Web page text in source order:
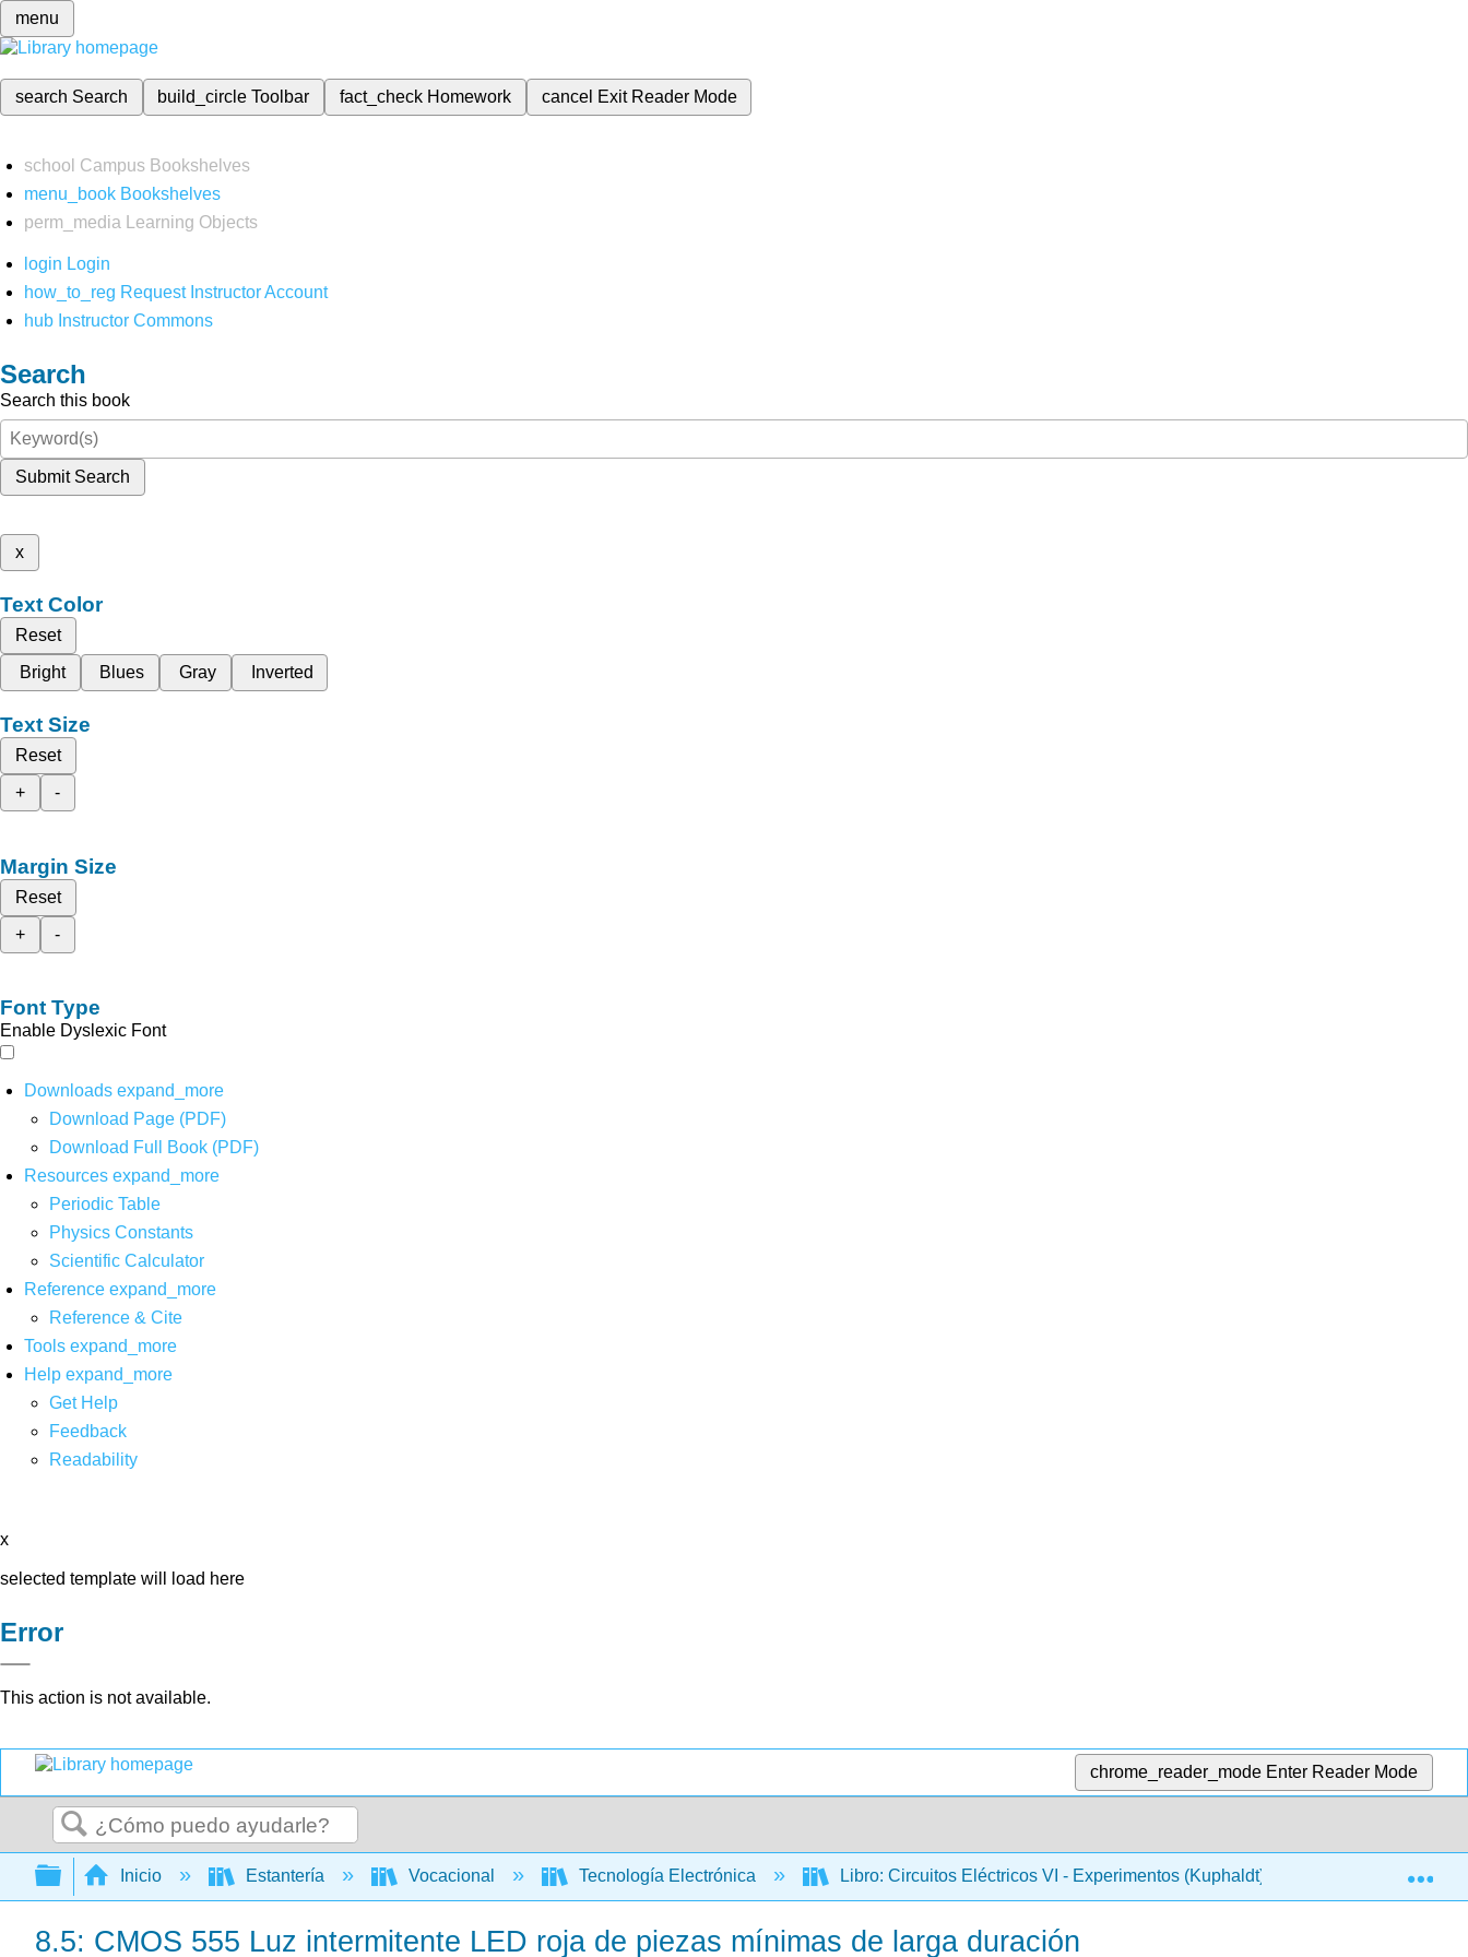
menu
search Search build_circleToolbar fact_check Homework cancel Exit Reader Mode
school Campus Bookshelves
menu_book Bookshelves
perm_media
Learning Objects
login Login
how_to_reg Request Instructor Account
hub Instructor Commons
Search
Search this book
Submit Search
x
Text Color
Reset
Bright
Blues Gray Inverted
Text Size
Reset
+
-
Margin Size
Reset
+
-
Font Type
Enable Dyslexic Font
Downloads expand_more
Download Page (PDF)
Download Full Book (PDF)
Resources expand_more
Periodic Table
Physics Constants
Scientific Calculator
Reference expand_more
Reference & Cite
Tools expand_more
Help expand_more
Get Help
Feedback
Readability
x
selected template will load here
Error
This action is not available.
chrome_reader_mode Enter Reader Mode
Buscar
Expandir/contraer jerarquía global
Inicio Estantería Vocacional Tecnología Electrónica Libro: Circuitos Eléctricos VI - Experimentos (Kuphaldt) 8:555
8.5: CMOS 555 Luz intermitente LED roja de piezas mínimas de larga duración